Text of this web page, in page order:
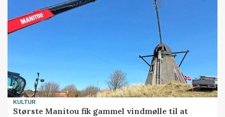
KULTUR
Største Manitou fik gammel vindmølle til at